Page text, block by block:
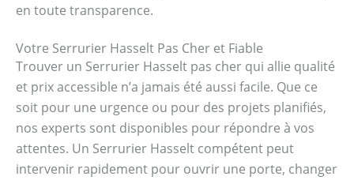
en toute transparence.
Votre Serrurier Hasselt Pas Cher et Fiable
Trouver un Serrurier Hasselt pas cher qui allie qualité
et prix accessible n’a jamais été aussi facile. Que ce
soit pour une urgence ou pour des projets planifiés,
nos experts sont disponibles pour répondre à vos
attentes. Un Serrurier Hasselt compétent peut
intervenir rapidement pour ouvrir une porte, changer